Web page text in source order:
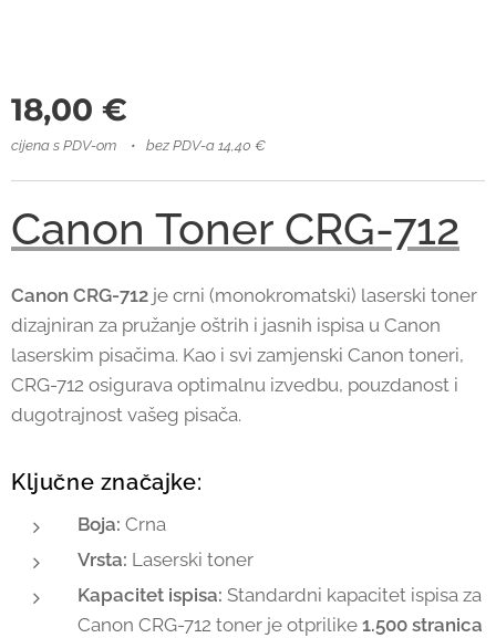
18,00 €
cijena s PDV-om bez PDV-a 14,40 €
Canon Toner CRG-712
Canon CRG-712 je crni (monokromatski) laserski toner
dizajniran za pružanje oštrih i jasnih ispisa u Canon
laserskim pisačima. Kao i svi zamjenski Canon toneri,
CRG-712 osigurava optimalnu izvedbu, pouzdanost i
dugotrajnost vašeg pisača.
Ključne značajke:
Boja: Crna
Vrsta: Laserski toner
Kapacitet ispisa: Standardni kapacitet ispisa za
Canon CRG-712 toner je otprilike 1.500 stranica